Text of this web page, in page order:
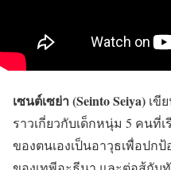
เซนต์เซย่า (Seinto Seiya) เขี
ราวเกี่ยวกับเด็กหนุ่ม 5 คนที่
ของตนเองเป็นอาวุธเพื่อปก